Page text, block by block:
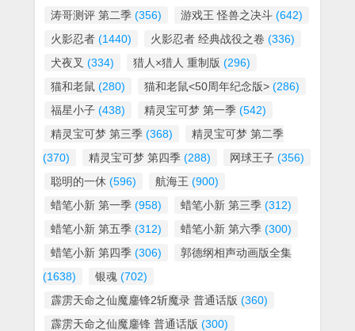
涛哥测评 第二季 (356) 游戏王 怪兽之决斗 (642)
火影忍者 (1440) 火影忍者 经典战役之卷 (336)
犬夜叉 (334) 猎人×猎人 重制版 (296)
猫和老鼠 (280) 猫和老鼠<50周年纪念版> (286)
福星小子 (438) 精灵宝可梦 第一季 (542)
精灵宝可梦 第三季 (368)
精灵宝可梦 第二季
(370)
精灵宝可梦 第四季 (288) 网球王子 (356)
聪明的一休 (596) 航海王 (900)
蜡笔小新 第一季 (958) 蜡笔小新 第三季 (312)
蜡笔小新 第五季 (312) 蜡笔小新 第六季 (300)
蜡笔小新 第四季 (306)
郭德纲相声动画版全集
(1638)
银魂 (702)
霹雳天命之仙魔鏖锋2斩魔录 普通话版 (360)
霹雳天命之仙魔鏖锋 普通话版 (300)